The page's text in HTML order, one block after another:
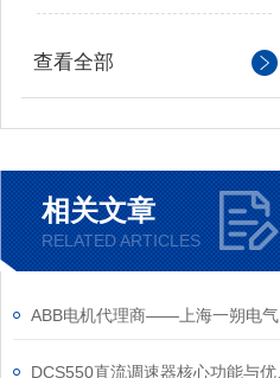
查看全部
相关文章
RELATED ARTICLES
ABB电机代理商——上海一朔电气